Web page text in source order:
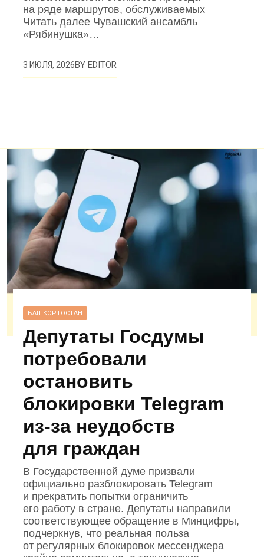
на ряде маршрутов, обслуживаемых
Читать далее Чувашский ансамбль
«Рябинушка»…
3 ИЮЛЯ, 2026BYEDITOR
БАШКОРТОСТАН
Депутаты Госдумы
потребовали
остановить
блокировки Telegram
из‑за неудобств
для граждан
В Государственной думе призвали
официально разблокировать Telegram
и прекратить попытки ограничить
его работу в стране. Депутаты направили
соответствующее обращение в Минцифры,
подчеркнув, что реальная польза
от регулярных блокировок мессенджера